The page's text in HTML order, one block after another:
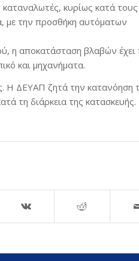
κυρίως κατά τους
με την προσθήκη αυτόματων
η αποκατάσταση βλαβών έχει
και μηχανήματα.
Η ΔΕΥΑΠ ζητά την κατανόηση
τη διάρκεια της κατασκευής.